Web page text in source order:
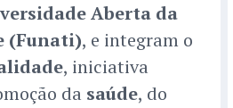
Aberta da
(Funati), e integram o
, iniciativa
da saúde, do